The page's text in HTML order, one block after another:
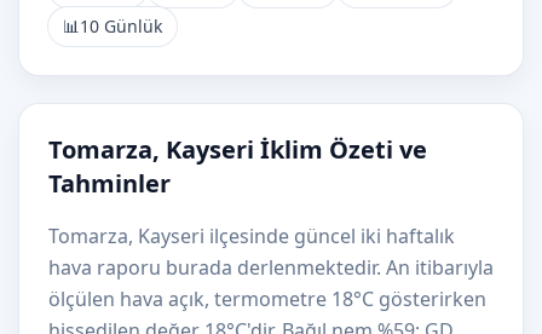
📊10 Günlük
Tomarza, Kayseri İklim Özeti ve
Tahminler
Tomarza, Kayseri ilçesinde güncel iki haftalık
hava raporu burada derlenmektedir. An itibarıyla
ölçülen hava açık, termometre 18°C gösterirken